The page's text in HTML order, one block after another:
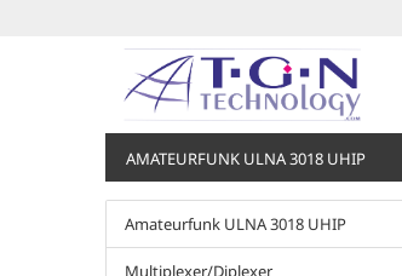
AMATEURFUNK ULNA 3018 UHIP
Amateurfunk ULNA 3018 UHIP
Multiplexer/Diplexer